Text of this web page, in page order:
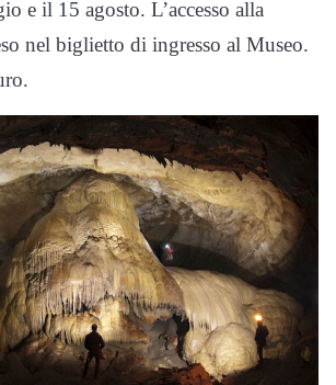
e il 15 agosto. L’accesso alla
nel biglietto di ingresso al Museo.